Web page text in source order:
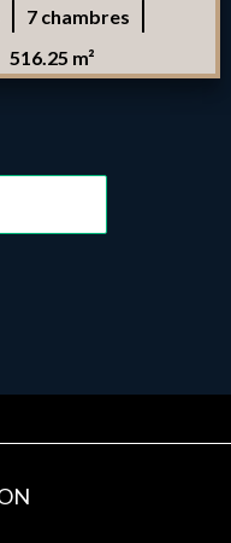
7 chambres
516.25 m²